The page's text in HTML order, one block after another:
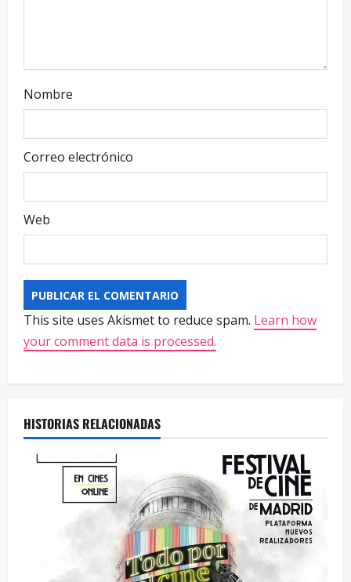
Nombre
Correo electrónico
Web
This site uses Akismet to reduce spam. Learn how
your comment data is processed.
HISTORIAS RELACIONADAS